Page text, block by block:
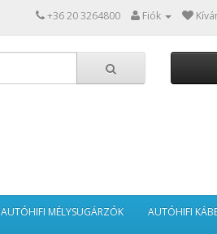
+36 20 3264800 Fiók
AUTÓHIFI MÉLYSUGÁRZÓK AUTÓHIFI